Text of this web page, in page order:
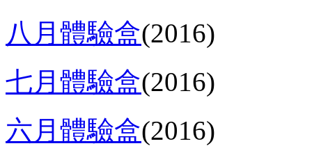
八月體驗盒(2016)
七月體驗盒(2016)
六月體驗盒(2016)